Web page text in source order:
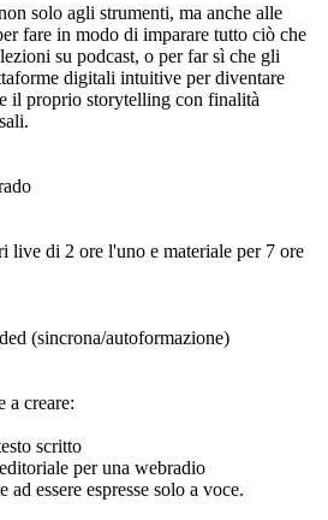
solo agli strumenti, ma anche alle
fare in modo di imparare tutto ciò che
su podcast, o per far sì che gli
digitali intuitive per diventare
il proprio storytelling con finalità
live di 2 ore l'uno e materiale per 7 ore
(sincrona/autoformazione)
a creare:
scritto
per una webradio
ad essere espresse solo a voce.